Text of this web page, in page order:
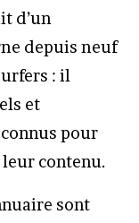
d’un
depuis neuf
: il
et
pour
contenu.
sont